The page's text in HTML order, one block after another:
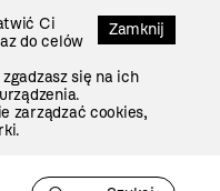
Zamknij
Ci
do celów
się na ich
zarządzać cookies,